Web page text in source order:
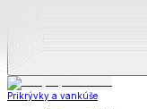
Prikrývky a vankúše